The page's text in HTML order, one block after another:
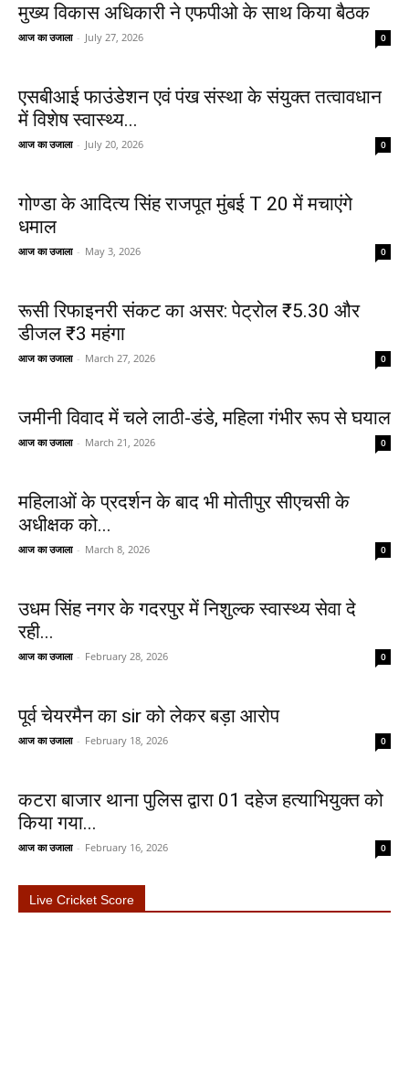
मुख्य विकास अधिकारी ने एफपीओ के साथ किया बैठक
आज का उजाला - July 27, 2026 0
एसबीआई फाउंडेशन एवं पंख संस्था के संयुक्त तत्वावधान
में विशेष स्वास्थ्य...
आज का उजाला - July 20, 2026 0
गोण्डा के आदित्य सिंह राजपूत मुंबई T 20 में मचाएंगे
धमाल
आज का उजाला - May 3, 2026 0
रूसी रिफाइनरी संकट का असर: पेट्रोल ₹5.30 और
डीजल ₹3 महंगा
आज का उजाला - March 27, 2026 0
जमीनी विवाद में चले लाठी-डंडे, महिला गंभीर रूप से घयाल
आज का उजाला - March 21, 2026 0
महिलाओं के प्रदर्शन के बाद भी मोतीपुर सीएचसी के
अधीक्षक को...
आज का उजाला - March 8, 2026 0
उधम सिंह नगर के गदरपुर में निशुल्क स्वास्थ्य सेवा दे
रही...
आज का उजाला - February 28, 2026 0
पूर्व चेयरमैन का sir को लेकर बड़ा आरोप
आज का उजाला - February 18, 2026 0
कटरा बाजार थाना पुलिस द्वारा 01 दहेज हत्याभियुक्त को
किया गया...
आज का उजाला - February 16, 2026 0
Live Cricket Score